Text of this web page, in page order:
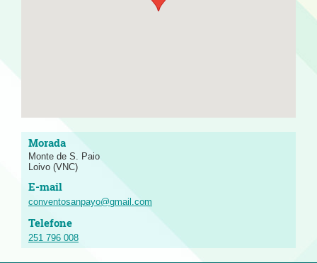
Monte de S. Paio
Loivo (VNC)
conventosanpayo@gmail.com
251 796 008